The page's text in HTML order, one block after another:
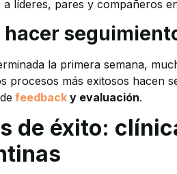
líderes, pares y compañeros
hacer
la primera semana,
procesos más exitosos hacen
feedback y evaluación.
de éxito: